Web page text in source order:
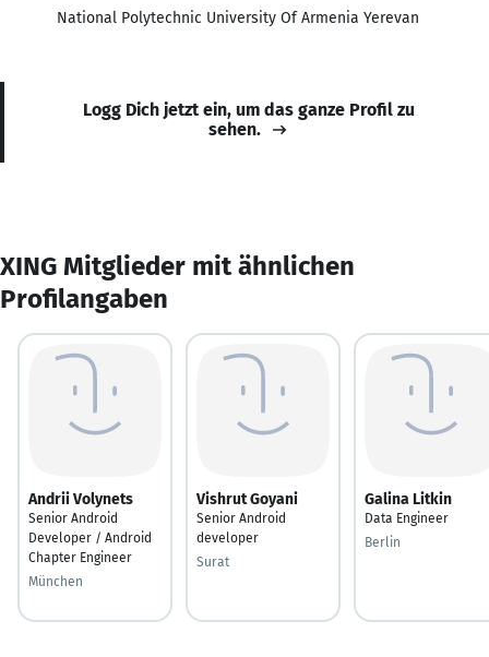
National Polytechnic University Of Armenia Yerevan
Logg Dich jetzt ein, um das ganze Profil zu
sehen.
XING Mitglieder mit ähnlichen
Profilangaben
Andrii Volynets
Senior Android
Developer / Android
Chapter Engineer
München
Vishrut Goyani
Senior Android
developer
Surat
Galina Litkin
Data Engineer
Berlin